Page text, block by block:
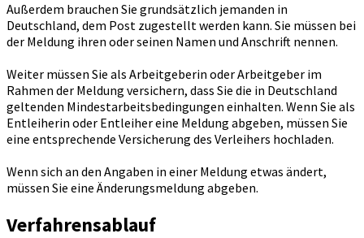
Außerdem brauchen Sie grundsätzlich jemanden in
Deutschland, dem Post zugestellt werden kann. Sie müssen bei
der Meldung ihren oder seinen Namen und Anschrift nennen.
Weiter müssen Sie als Arbeitgeberin oder Arbeitgeber im
Rahmen der Meldung versichern, dass Sie die in Deutschland
geltenden Mindestarbeitsbedingungen einhalten. Wenn Sie als
Entleiherin oder Entleiher eine Meldung abgeben, müssen Sie
eine entsprechende Versicherung des Verleihers hochladen.
Wenn sich an den Angaben in einer Meldung etwas ändert,
müssen Sie eine Änderungsmeldung abgeben.
Verfahrensablauf